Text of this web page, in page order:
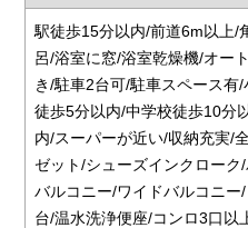
駅徒歩15分以内/前道6m以上/
呂/浴室に窓/浴室乾燥機/オー
き/駐車2台可/駐車スペース有
徒歩5分以内/中学校徒歩10分
内/スーパーが近い/収納充実/
ゼット/シューズインクロー
バルコニー/ワイドバルコニ
台/温水洗浄便座/コンロ3口以